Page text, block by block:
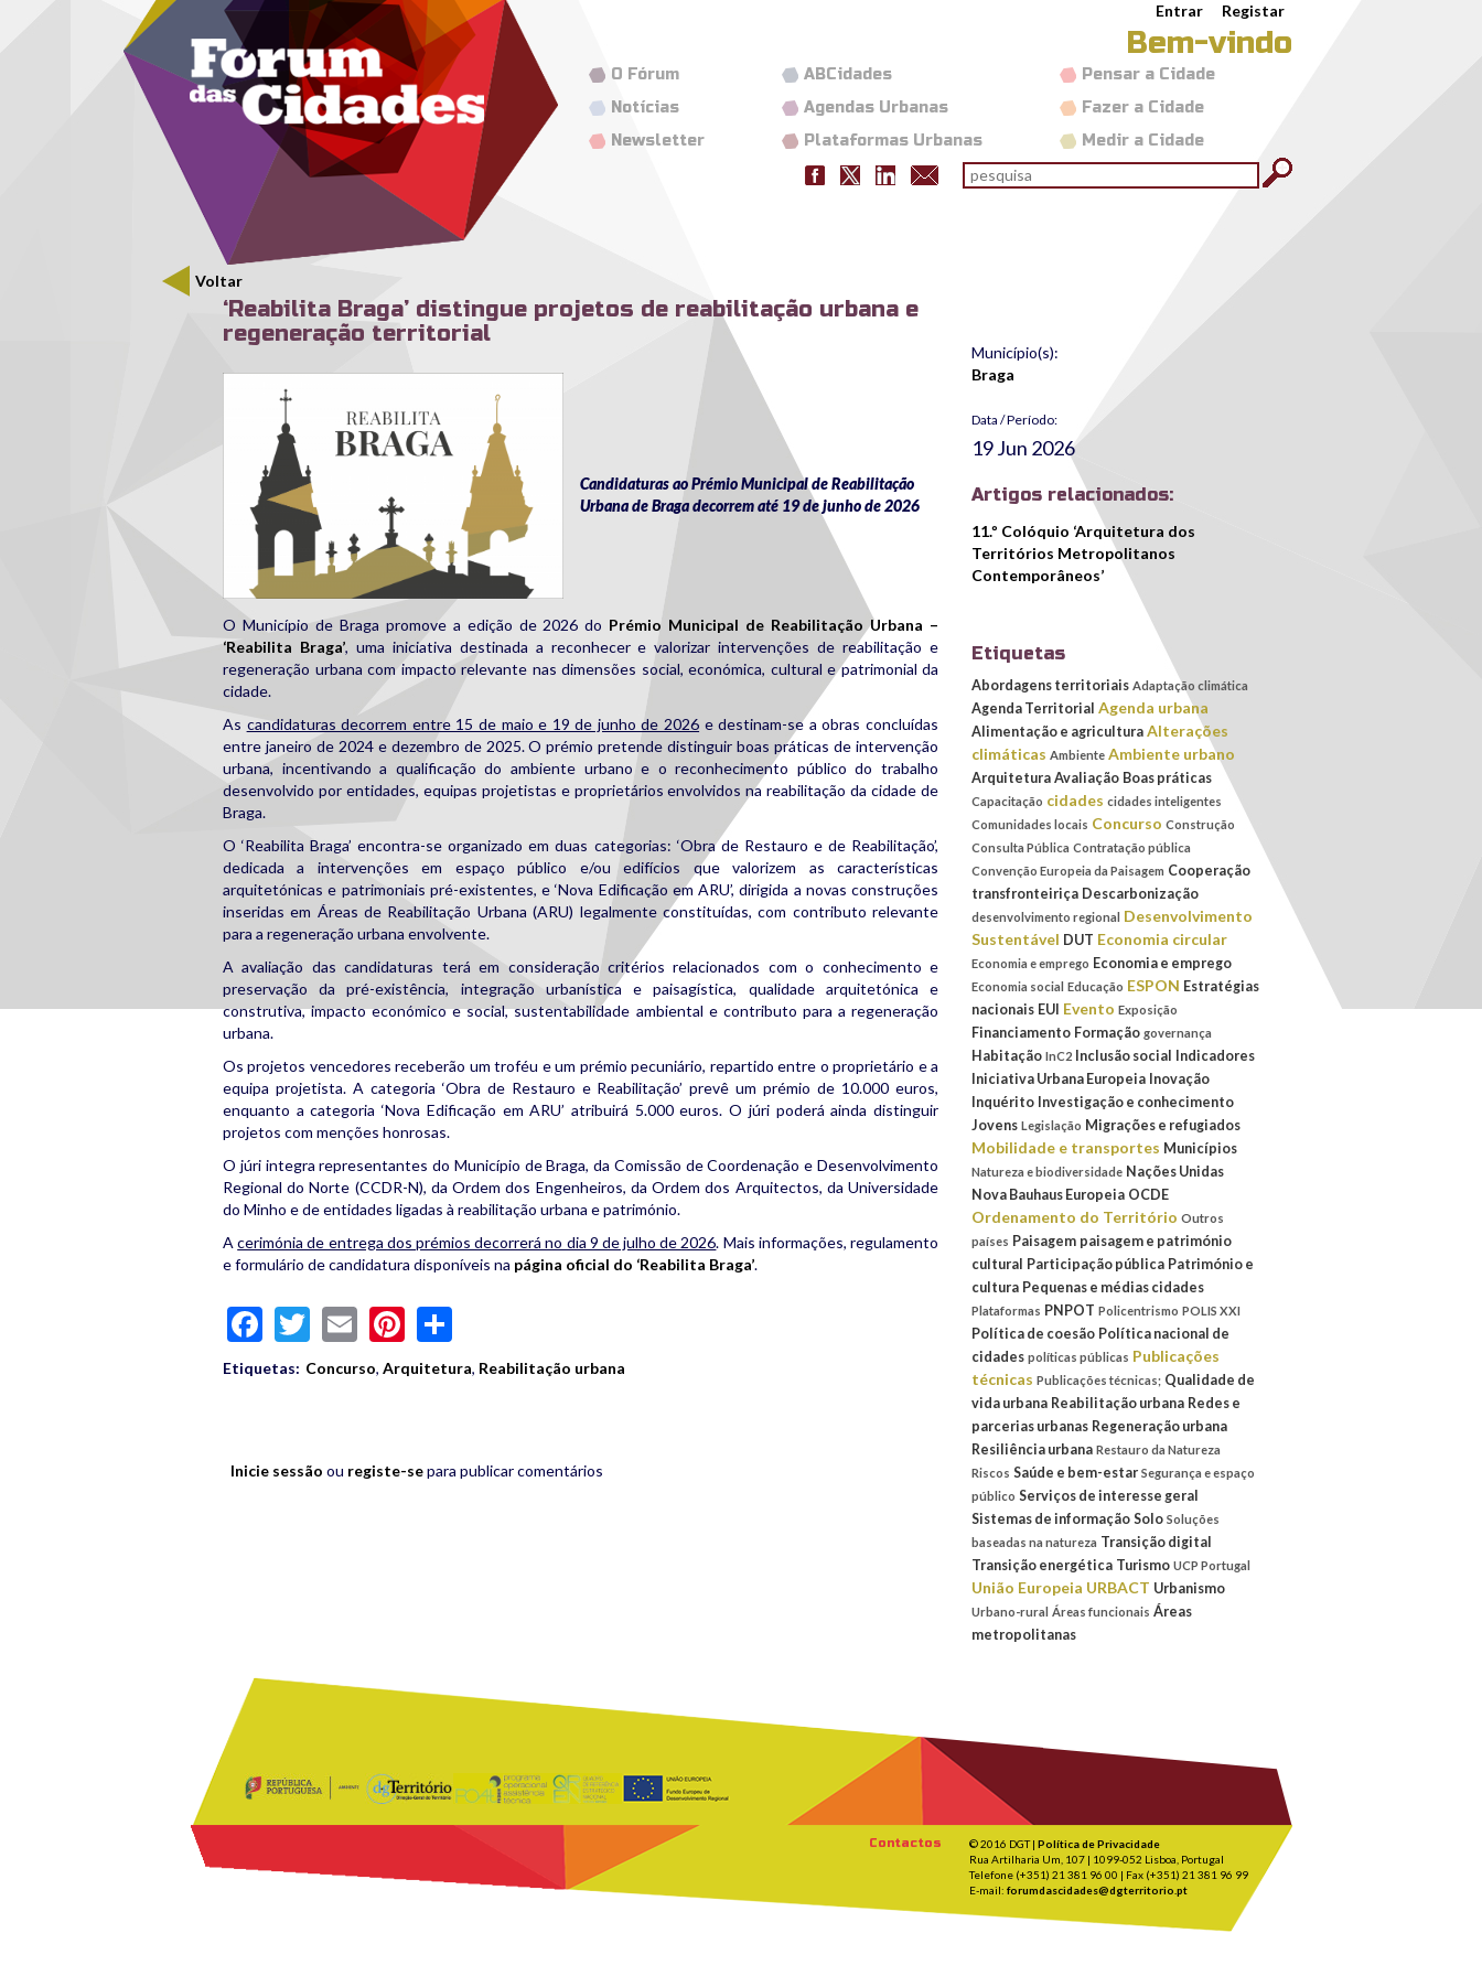
Passar para o conteúdo principalMenu secundário Entrar Registar
Bem-vindo
Pensar a Cidade
Fazer a Cidade
Medir a Cidade
ABCidades
Agendas Urbanas
Plataformas Urbanas
O Fórum
Notícias
Newsletter
Formulário de pesquisa
pesquisar
Voltar
‘Reabilita Braga’ distingue projetos de reabilitação urbana e
regeneração territorial
Candidaturas ao Prémio Municipal de Reabilitação
Urbana de Braga decorrem até 19 de junho de 2026
O Município de Braga promove a edição de 2026 do Prémio Municipal de Reabilitação Urbana –
‘Reabilita Braga’, uma iniciativa destinada a reconhecer e valorizar intervenções de reabilitação e
regeneração urbana com impacto relevante nas dimensões social, económica, cultural e patrimonial da
cidade.
As candidaturas decorrem entre 15 de maio e 19 de junho de 2026 e destinam-se a obras concluídas
entre janeiro de 2024 e dezembro de 2025. O prémio pretende distinguir boas práticas de intervenção
urbana, incentivando a qualificação do ambiente urbano e o reconhecimento público do trabalho
desenvolvido por entidades, equipas projetistas e proprietários envolvidos na reabilitação da cidade de
Braga.
O ‘Reabilita Braga’ encontra-se organizado em duas categorias: ‘Obra de Restauro e de Reabilitação’,
dedicada a intervenções em espaço público e/ou edifícios que valorizem as características
arquitetónicas e patrimoniais pré-existentes, e ‘Nova Edificação em ARU’, dirigida a novas construções
inseridas em Áreas de Reabilitação Urbana (ARU) legalmente constituídas, com contributo relevante
para a regeneração urbana envolvente.
A avaliação das candidaturas terá em consideração critérios relacionados com o conhecimento e
preservação da pré-existência, integração urbanística e paisagística, qualidade arquitetónica e
construtiva, impacto económico e social, sustentabilidade ambiental e contributo para a regeneração
urbana.
Os projetos vencedores receberão um troféu e um prémio pecuniário, repartido entre o proprietário e a
equipa projetista. A categoria ‘Obra de Restauro e Reabilitação’ prevê um prémio de 10.000 euros,
enquanto a categoria ‘Nova Edificação em ARU’ atribuirá 5.000 euros. O júri poderá ainda distinguir
projetos com menções honrosas.
O júri integra representantes do Município de Braga, da Comissão de Coordenação e Desenvolvimento
Regional do Norte (CCDR-N), da Ordem dos Engenheiros, da Ordem dos Arquitectos, da Universidade
do Minho e de entidades ligadas à reabilitação urbana e património.
Acerimónia de entrega dos prémios decorrerá no dia 9 de julho de 2026. Mais informações, regulamento
e formulário de candidatura disponíveis na página oficial do ‘Reabilita Braga’.
Facebook
Twitter
EmailPinterest
Etiquetas: Concurso, Arquitetura, Reabilitação urbana
Inicie sessão ou registe-separa publicar comentários
Município(s):
Braga
Data / Período:
19 Jun 2026
Artigos relacionados:
11.º Colóquio ‘Arquitetura dos
Territórios Metropolitanos
Contemporâneos’
Etiquetas
Abordagens territoriais Adaptação climática
Agenda Territorial Agenda urbana
Alimentação e agricultura Alterações
climáticas Ambiente Ambiente urbano
Arquitetura Avaliação Boas práticas
Capacitação cidades cidades inteligentes
Comunidades locais Concurso Construção
Consulta Pública Contratação pública
Convenção Europeia da Paisagem Cooperação
transfronteiriça Descarbonização
desenvolvimento regional Desenvolvimento
Sustentável DUT Economia circular
Economia e emprego Economia e emprego
Economia social Educação ESPON Estratégias
nacionais EUI Evento Exposição
Financiamento Formação governança
Habitação InC2 Inclusão social Indicadores
Iniciativa Urbana Europeia Inovação
Inquérito Investigação e conhecimento
Jovens Legislação Migrações e refugiados
Mobilidade e transportes Municípios
Natureza e biodiversidade Nações Unidas
Nova Bauhaus Europeia OCDE
Ordenamento do Território Outros
países Paisagem paisagem e património
cultural Participação pública Património e
cultura Pequenas e médias cidades
Plataformas PNPOT Policentrismo POLIS XXI
Política de coesão Política nacional de
cidades políticas públicas Publicações
técnicas Publicações técnicas; Qualidade de
vida urbana Reabilitação urbana Redes e
parcerias urbanas Regeneração urbana
Resiliência urbana Restauro da Natureza
Riscos Saúde e bem-estar Segurança e espaço
público Serviços de interesse geral
Sistemas de informação Solo Soluções
baseadas na natureza Transição digital
Transição energética Turismo UCP Portugal
União Europeia URBACT Urbanismo
Urbano-rural Áreas funcionais Áreas
metropolitanas
Contactos © 2016 DGT |Política de Privacidade
Rua Artilharia Um, 107 | 1099-052 Lisboa, Portugal
Telefone (+351) 21 381 96 00 | Fax (+351) 21 381 96 99
E-mail:forumdascidades@dgterritorio.pt